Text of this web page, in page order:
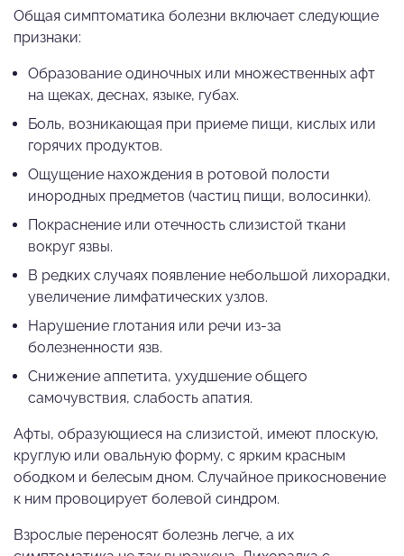
Общая симптоматика болезни включает следующие
признаки:
Образование одиночных или множественных афт
на щеках, деснах, языке, губах.
Боль, возникающая при приеме пищи, кислых или
горячих продуктов.
Ощущение нахождения в ротовой полости
инородных предметов (частиц пищи, волосинки).
Покраснение или отечность слизистой ткани
вокруг язвы.
В редких случаях появление небольшой лихорадки,
увеличение лимфатических узлов.
Нарушение глотания или речи из-за
болезненности язв.
Снижение аппетита, ухудшение общего
самочувствия, слабость апатия.
Афты, образующиеся на слизистой, имеют плоскую,
круглую или овальную форму, с ярким красным
ободком и белесым дном. Случайное прикосновение
к ним провоцирует болевой синдром.
Взрослые переносят болезнь легче, а их